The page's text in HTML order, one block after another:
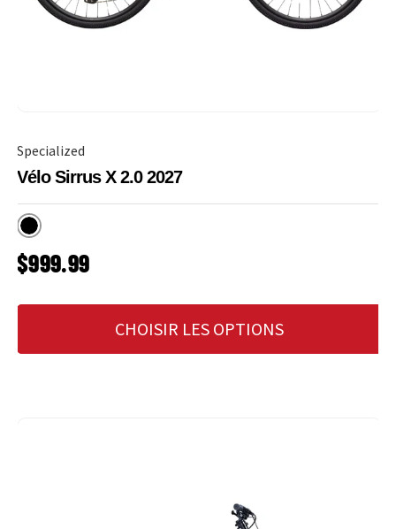
Specialized
Vélo Sirrus X 2.0 2027
Obsidian
PRIX HABITUEL
$999.99
CHOISIR LES OPTIONS